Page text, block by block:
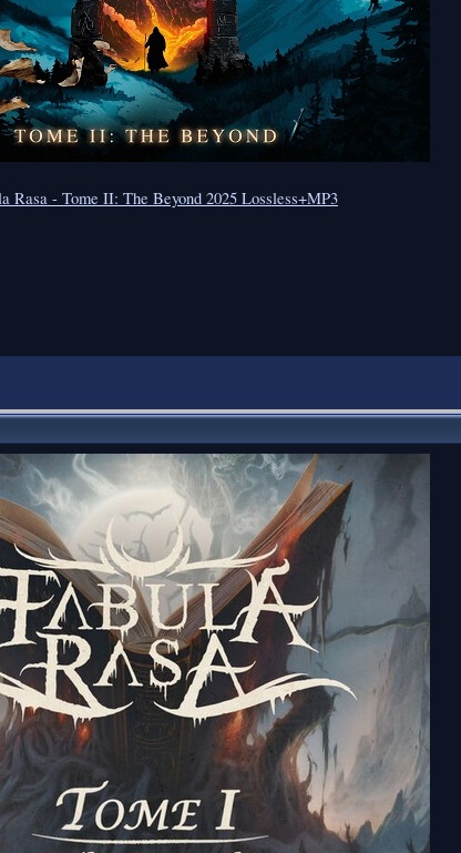
Rasa - Tome II: The Beyond 2025 Lossless+MP3